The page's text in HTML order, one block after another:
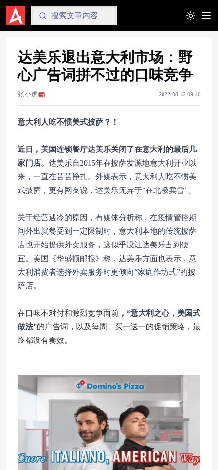
Toggle
达美乐退出意大利市场：野
心广告词拼不过的口味竞争
张小虎 2022-08-12 09:40
意大利人吃不惯美式披萨？！
近日，美国连锁餐厅达美乐关闭了在意大利的最后几
家门店。 达美乐自2015年在披萨发源地意大利开业以
来，一直在苦苦挣扎。外媒表示，意大利人吃不惯美
式披萨，更有网友说，达美乐无异于“在北极卖雪”。
关于经营遇冷的原因，有媒体分析称，在疫情管控期
间外出就餐受到一定限制时，意大利本地的传统披萨
店也开始提供外卖服务，这似乎没让达美乐占到便
宜。美国《华盛顿邮报》称，达美乐方面也表示，意
大利消费者选择外卖服务时更倾向“家庭作坊式”的披
萨店。
在口味不对付和激烈竞争面前 ，“意大利之心，美国式
做法”的广告词，以及每周二买一送一的促销策略，最
终都没有奏效。